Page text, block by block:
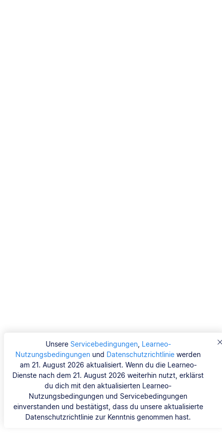
Unsere Servicebedingungen, Learneo-
Nutzungsbedingungen und Datenschutzrichtlinie werden
am 21. August 2026 aktualisiert. Wenn du die Learneo-
Dienste nach dem 21. August 2026 weiterhin nutzt, erklärst
du dich mit den aktualisierten Learneo-
Nutzungsbedingungen und Servicebedingungen
einverstanden und bestätigst, dass du unsere aktualisierte
Datenschutzrichtlinie zur Kenntnis genommen hast.